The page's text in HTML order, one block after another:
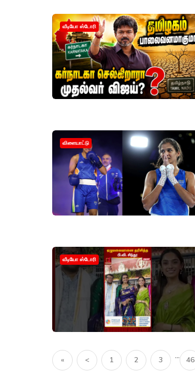
வீடியோ ஸ்டோரி
விளையாட்டு
வீடியோ ஸ்டோரி
« < 1 2 3 ... 46